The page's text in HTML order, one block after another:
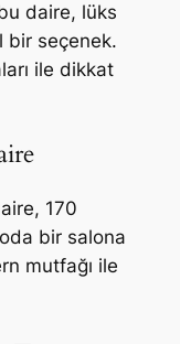
daire, lüks
bir seçenek.
ile dikkat
170
bir salona
mutfağı ile